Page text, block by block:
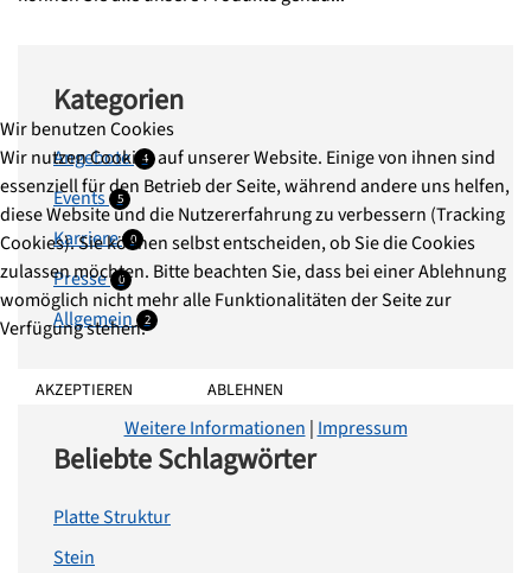
Kategorien
Angebote 4
Events 5
Karriere 0
Presse 0
Allgemein 2
Beliebte Schlagwörter
Platte Struktur
Stein
Wir benutzen Cookies
Wir nutzen Cookies auf unserer Website. Einige von ihnen sind
essenziell für den Betrieb der Seite, während andere uns helfen,
diese Website und die Nutzererfahrung zu verbessern (Tracking
Cookies). Sie können selbst entscheiden, ob Sie die Cookies
zulassen möchten. Bitte beachten Sie, dass bei einer Ablehnung
womöglich nicht mehr alle Funktionalitäten der Seite zur
Verfügung stehen.
AKZEPTIEREN ABLEHNEN
Weitere Informationen | Impressum